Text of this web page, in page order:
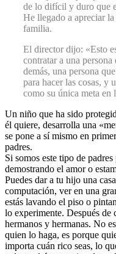
de lo difícil y duro que
He llegado a apreciar
familia.
El director dijo: «Esto
contratar a una
demás, una persona
para hacer las cosas, y
como su única meta en
Un niño que ha sido
él quiere, desarrolla una
se pone a sí mismo en
padres.
Si somos este tipo de
demostrando el amor o
Puedes dar a tu hijo una
computación, ver en una
estás lavando el piso o
lo experimente. Después de
hermanos y hermanas. No
quien lo haga, es porque
importa cuán rico seas, lo